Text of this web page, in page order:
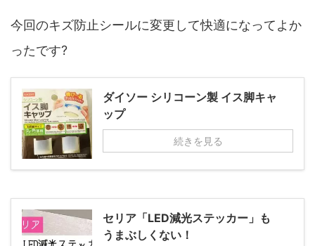
今回のキズ防止シールに変更して快適になってよか
ったです?
ダイソー シリコーン製 イス脚キャ
ップ
続きを見る
セリア「LED減光ステッカー」も
うまぶしくない！